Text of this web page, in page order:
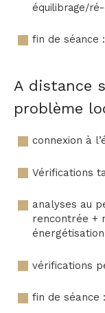
équilibrage/
fin de séance
A distance
problème
connexion à
Vérifications
analyses au
rencontrée +
énergétisation
vérifications
fin de séance